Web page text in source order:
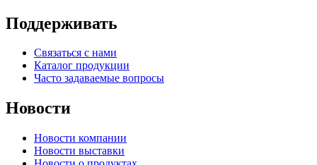
Поддерживать
Связаться с нами
Каталог продукции
Часто задаваемые вопросы
Новости
Новости компании
Новости выставки